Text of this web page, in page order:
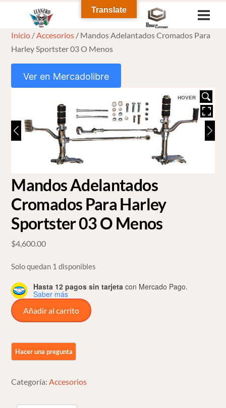
content
Inicio /Accesorios / Mandos Adelantados Cromados Para
Harley Sportster 03 O Menos
Ver en Mercadolibre
HOVER
Mandos Adelantados
Cromados Para Harley
Sportster 03 O Menos
$4,600.00
Solo quedan 1 disponibles
Hasta 12 pagos sin tarjeta con Mercado Pago.
Saber más
Mandos
Adelantados
Para
Harley
03
Añadir al carrito
Categoría:Accesorios
Translate